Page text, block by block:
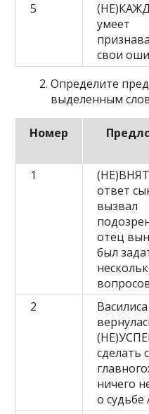
5
умеет
свои
Определите
выделенным
Номер
1
ответ
вызвал
отец
был
2
Василиса
сделать
ничего
о судьбе